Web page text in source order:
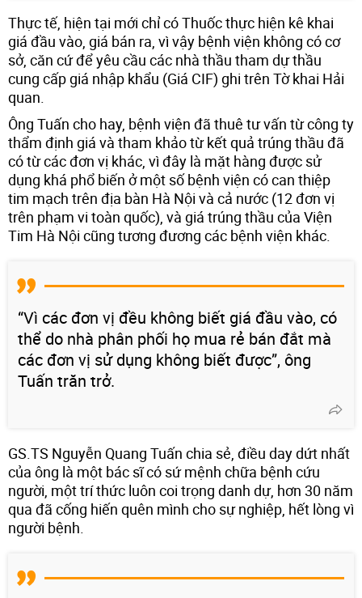
Thực tế, hiện tại mới chỉ có Thuốc thực hiện kê khai
giá đầu vào, giá bán ra, vì vậy bệnh viện không có cơ
sở, căn cứ để yêu cầu các nhà thầu tham dự thầu
cung cấp giá nhập khẩu (Giá CIF) ghi trên Tờ khai Hải
quan.
Ông Tuấn cho hay, bệnh viện đã thuê tư vấn từ công ty
thẩm định giá và tham khảo từ kết quả trúng thầu đã
có từ các đơn vị khác, vì đây là mặt hàng được sử
dụng khá phổ biến ở một số bệnh viện có can thiệp
tim mạch trên địa bàn Hà Nội và cả nước (12 đơn vị
trên phạm vi toàn quốc), và giá trúng thầu của Viện
Tim Hà Nội cũng tương đương các bệnh viện khác.
“Vì các đơn vị đều không biết giá đầu vào, có
thể do nhà phân phối họ mua rẻ bán đắt mà
các đơn vị sử dụng không biết được”, ông
Tuấn trăn trở.
GS.TS Nguyễn Quang Tuấn chia sẻ, điều day dứt nhất
của ông là một bác sĩ có sứ mệnh chữa bệnh cứu
người, một trí thức luôn coi trọng danh dự, hơn 30 năm
qua đã cống hiến quên mình cho sự nghiệp, hết lòng vì
người bệnh.